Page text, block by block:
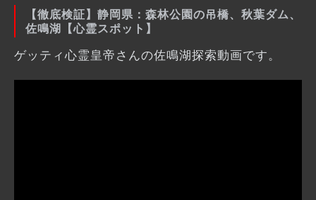
【徹底検証】静岡県：森林公園の吊橋、秋葉ダム、
佐鳴湖【心霊スポット】
ゲッティ心霊皇帝さんの佐鳴湖探索動画です。